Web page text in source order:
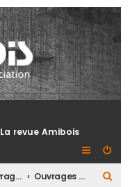
La revue Amibois
Les ouvrages Ouvrages de charpente, construction bois et escaliers